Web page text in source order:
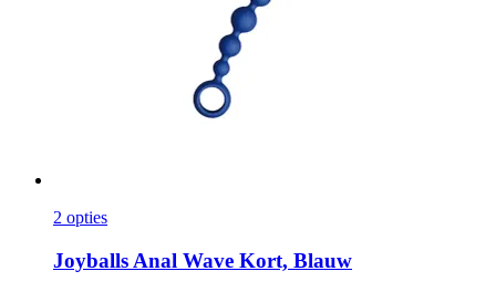
2 opties
Joyballs Anal Wave Kort, Blauw